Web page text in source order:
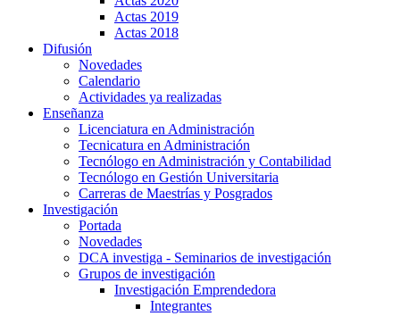
Actas 2019
Actas 2018
Difusión
Novedades
Calendario
Actividades ya realizadas
Enseñanza
Licenciatura en Administración
Tecnicatura en Administración
Tecnólogo en Administración y Contabilidad
Tecnólogo en Gestión Universitaria
Carreras de Maestrías y Posgrados
Investigación
Portada
Novedades
DCA investiga - Seminarios de investigación
Grupos de investigación
Investigación Emprendedora
Integrantes